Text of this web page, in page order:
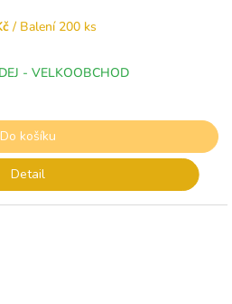
/ Balení 200 ks
- VELKOOBCHOD
Do košíku
Detail